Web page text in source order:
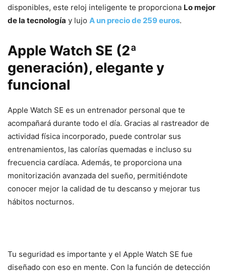
disponibles, este reloj inteligente te proporciona Lo mejor
de la tecnología y lujo A un precio de 259 euros.
Apple Watch SE (2ª
generación), elegante y
funcional
Apple Watch SE es un entrenador personal que te
acompañará durante todo el día. Gracias al rastreador de
actividad física incorporado, puede controlar sus
entrenamientos, las calorías quemadas e incluso su
frecuencia cardíaca. Además, te proporciona una
monitorización avanzada del sueño, permitiéndote
conocer mejor la calidad de tu descanso y mejorar tus
hábitos nocturnos.
Tu seguridad es importante y el Apple Watch SE fue
diseñado con eso en mente. Con la función de detección